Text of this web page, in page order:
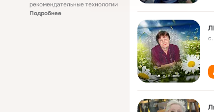
рекомендательные технологии
Подробнее